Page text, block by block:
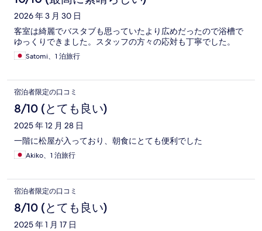
2026 年 3 月 30 日
客室は綺麗でバスタブも思っていたより広めだったので浴槽で
ゆっくりできました。スタッフの方々の応対も丁寧でした。
Satomi、1 泊旅行
宿泊者限定の口コミ
8/10 (とても良い)
2025 年 12 月 28 日
一階に松屋が入っており、朝食にとても便利でした
Akiko、1 泊旅行
宿泊者限定の口コミ
8/10 (とても良い)
2025 年 1 月 17 日